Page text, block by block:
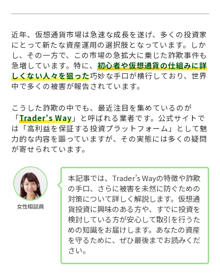
近年、仮想通貨市場は急速な成長を遂げ、多くの投資家
にとって新たな資産運用の選択肢となっています。しか
し、その一方で、この市場の急拡大に乗じた詐欺事件も
急増しています。特に、 初心者や仮想通貨の仕組みに詳
しくない人々を狙った巧妙な手口が横行しており、世界
中で多くの被害が報告されています。
こうした詐欺の中でも、最近注目を集めているのが
「Trader’s Way」と呼ばれる業者です。公式サイトで
は「高利益を保証する投資プラットフォーム」として魅
力的な内容を謳っていますが、その実態には多くの疑問
が寄せられています。
女性相談員
本記事では、Trader’s Wayの特徴や詐欺
の手口、さらに被害を未然に防ぐための
対策について詳しく解説します。仮想通
貨投資に興味のある方や、すでに投資を
検討している方が安心して取引を行うた
めの知識をお届けします。あなたの資産
を守るために、ぜひ最後までお読みくだ
さい。